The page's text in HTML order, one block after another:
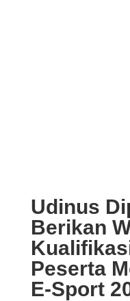
Udinus
Berikan
Peserta
E-Sport